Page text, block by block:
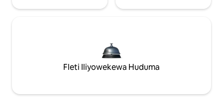
Fleti Iliyowekewa Huduma